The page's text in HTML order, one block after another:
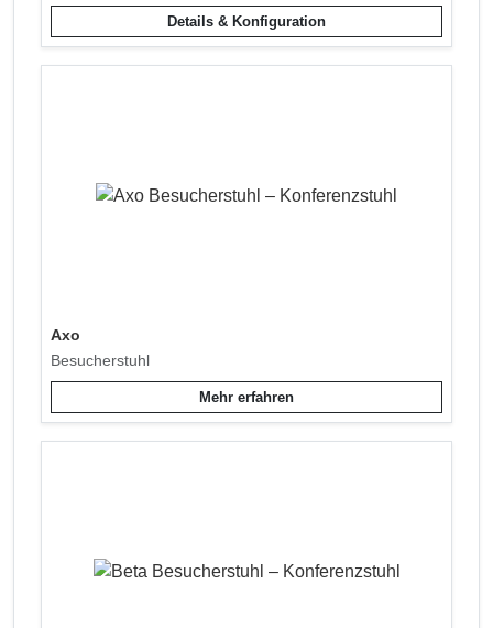
Details & Konfiguration
Axo
Besucherstuhl
Mehr erfahren